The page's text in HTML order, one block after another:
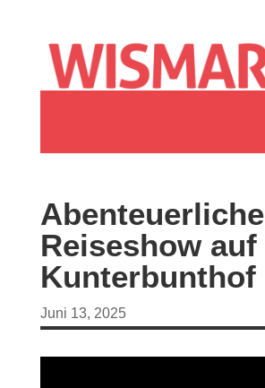
Abenteuerliche
Reiseshow auf
Kunterbunthof
Juni 13, 2025